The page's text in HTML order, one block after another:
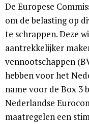
De Europese
om de belasting op
te schrappen. Deze
aantrekkelijker
vennootschappen
hebben voor het
name voor de Box 3
Nederlandse
maatregelen een